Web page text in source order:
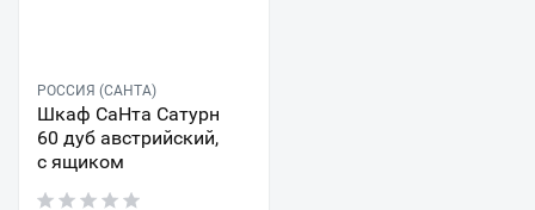
РОССИЯ (САНТА)
Шкаф СаНта Сатурн
60 дуб австрийский,
с ящиком